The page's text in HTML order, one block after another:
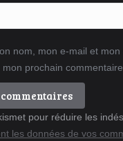
nom, mon e-mail et mon
prochain commentaire.
pour réduire les
les données de vos